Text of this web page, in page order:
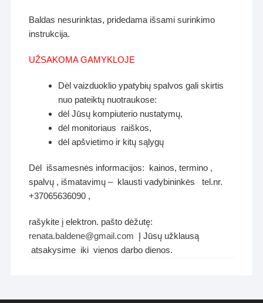
Baldas nesurinktas, pridedama išsami surinkimo
instrukcija.
UŽSAKOMA GAMYKLOJE
Dėl vaizduoklio ypatybių spalvos gali skirtis
nuo pateiktų nuotraukose:
dėl Jūsų kompiuterio nustatymų,
dėl monitoriaus raiškos,
dėl apšvietimo ir kitų sąlygų
Dėl išsamesnės informacijos: kainos, termino ,
spalvų , išmatavimų – klausti vadybininkės tel.nr.
+37065636090 ,
rašykite į elektron. pašto dėžutę:
renata.baldene@gmail.com Į Jūsų užklausą
atsakysime iki vienos darbo dienos.